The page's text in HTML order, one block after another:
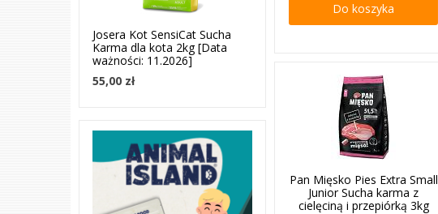
Do koszyka
Pan Mięsko Pies Extra Small
Junior Sucha karma z
cielęciną i przepiórką 3kg
Josera Kot SensiCat Sucha
Karma dla kota 2kg [Data
ważności: 11.2026]
55,00 zł